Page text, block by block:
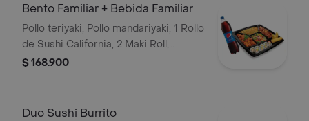
Bento Familiar + Bebida Familiar
Pollo teriyaki, Pollo mandariyaki, 1 Rollo
de Sushi California, 2 Maki Roll,
vegetales, Arroz blanco, Arroz
$ 168.900
Duo Sushi Burrito